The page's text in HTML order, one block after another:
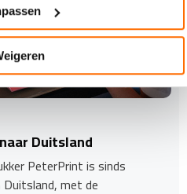
Duitsland
PeterPrint is sinds
met de